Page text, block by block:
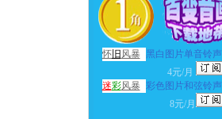
怀旧 风暴
黑白图片单音铃声
4元/月
迷彩风暴 彩色图片和弦铃声
8元/月